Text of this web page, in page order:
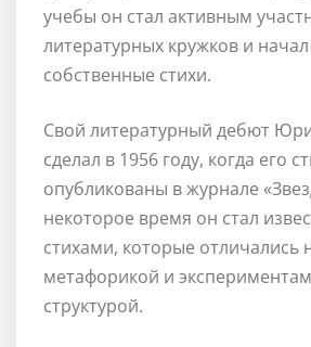
учебы он стал активным
литературных кружков и
собственные стихи.
Свой литературный дебют
сделал в 1956 году, когда его
опубликованы в журнале
некоторое время он стал
стихами, которые отличались
метафорикой и
структурой.